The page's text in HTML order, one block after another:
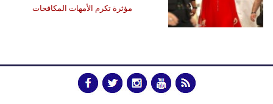
مؤثرة تكرم الأمهات المكافحات